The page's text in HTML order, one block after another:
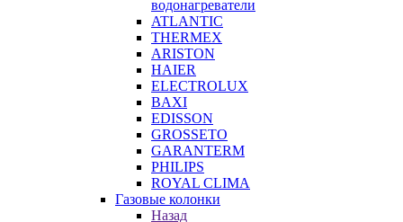
водонагреватели
ATLANTIC
THERMEX
ARISTON
HAIER
ELECTROLUX
BAXI
EDISSON
GROSSETO
GARANTERM
PHILIPS
ROYAL CLIMA
Газовые колонки
Назад